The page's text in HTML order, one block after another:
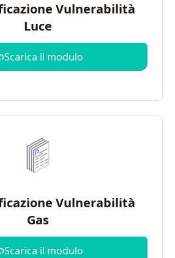
Vulnerabilità
Luce
Scarica il modulo
Vulnerabilità
Gas
Scarica il modulo